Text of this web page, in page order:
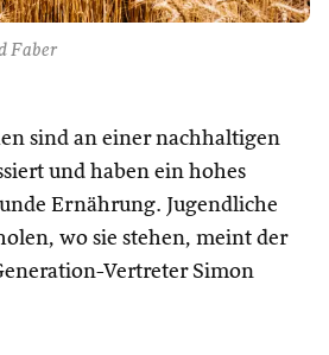
Faber
sind an einer nachhaltigen
und haben ein hohes
Ernährung. Jugendliche
wo sie stehen, meint der
Vertreter Simon